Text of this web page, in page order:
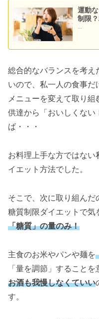
運動
制限
総合的なバランスを考え
いので、私一人の食事
メニューを変えて取り
供達から「おいしくない
ば・・・
お料理上手な方ではな
イエット方法でした。
そこで、次に取り組んだ
糖質制限ダイエットで気
「糖質」の量のみ！
主食のお米やパンや麺を
「量を調節」することを
お酒も我慢しなくていい
す。